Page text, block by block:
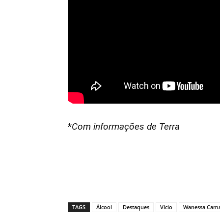
*Com informações de Terra
TAGS Álcool Destaques Vício Wanessa